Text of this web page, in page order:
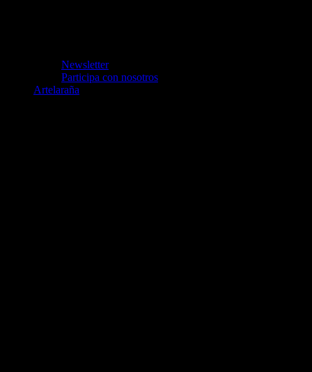
Newsletter
Participa con nosotros
Artelaraña